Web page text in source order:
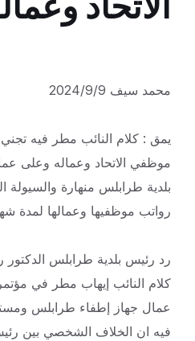
محمد سيف 2024/9/9
يمق : كلام النائب مطر فيه
موظفي الاتحاد وعماله وعلى
بلدية طرابلس منهارة والسيولة
رواتب موظفيها وعمالها لمدة
رد رئيس بلدية طرابلس
كلام النائب إيهاب مطر في
عمال جهاز إطفاء طرابلس
فيه ان الخلاف الشخصي بين رئيس